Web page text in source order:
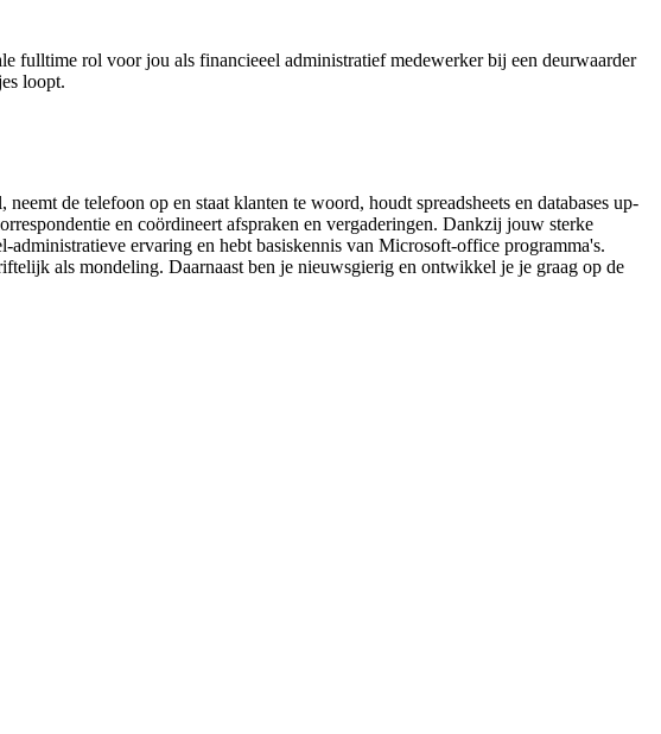
fulltime rol voor jou als financieeel administratief medewerker bij een deurwaarder
loopt.
de telefoon op en staat klanten te woord, houdt spreadsheets en databases up-
en coördineert afspraken en vergaderingen. Dankzij jouw sterke
ervaring en hebt basiskennis van Microsoft-office programma's.
als mondeling. Daarnaast ben je nieuwsgierig en ontwikkel je je graag op de